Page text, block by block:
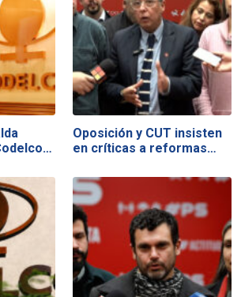
Oposición y CUT insisten
en críticas a reformas…